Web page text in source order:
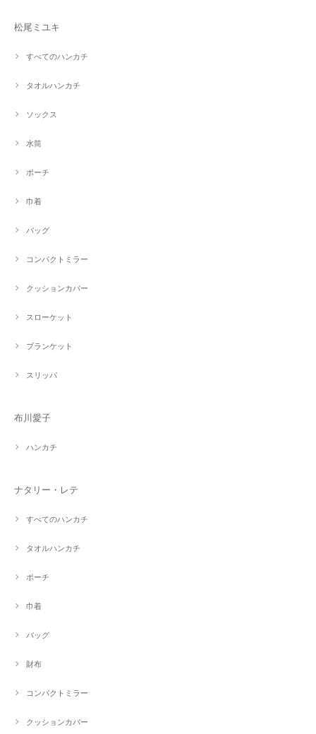
松尾ミユキ
すべてのハンカチ
タオルハンカチ
ソックス
水筒
ポーチ
巾着
バッグ
コンパクトミラー
クッションカバー
スローケット
ブランケット
スリッパ
布川愛子
ハンカチ
ナタリー・レテ
すべてのハンカチ
タオルハンカチ
ポーチ
巾着
バッグ
財布
コンパクトミラー
クッションカバー